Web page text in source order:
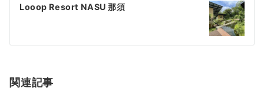
ゲ
シ
ン
Looop Resort NASU 那須
関連記事